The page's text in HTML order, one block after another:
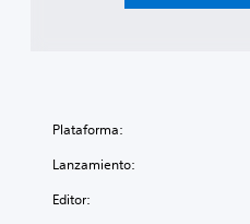
Plataforma:
Lanzamiento:
Editor: